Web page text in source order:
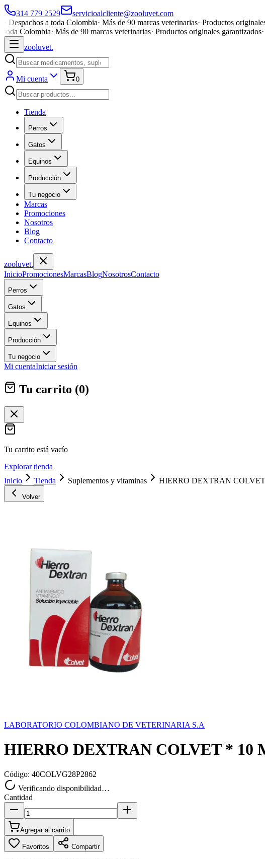
314 779 2529
servicioalcliente@zooluvet.com
Despachos a toda Colombia· Más de 90 marcas veterinarias· Productos
toda Colombia· Más de 90 marcas veterinarias· Productos originales garantizados·
zooluvet.
Mi cuenta 0
Tienda
Perros
Gatos
Equinos
Producción
Tu negocio
Marcas
Promociones
Nosotros
Blog
Contacto
zooluvet.
InicioPromocionesMarcasBlogNosotrosContacto
Perros
Gatos
Equinos
Producción
Tu negocio
Mi cuentaIniciar sesión
Tu carrito (0)
Tu carrito está vacío
Explorar tienda
Inicio
Tienda Suplementos y vitaminas HIERRO DEXTRAN
Volver
LABORATORIO COLOMBIANO DE VETERINARIA S.A
HIERRO DEXTRAN COLVET * 10
Código: 40COLVG28P2862
Verificando disponibilidad…
Cantidad
Agregar al carrito
Favoritos Compartir